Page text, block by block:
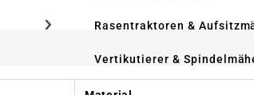
Rasentraktoren &
Vertikutierer &